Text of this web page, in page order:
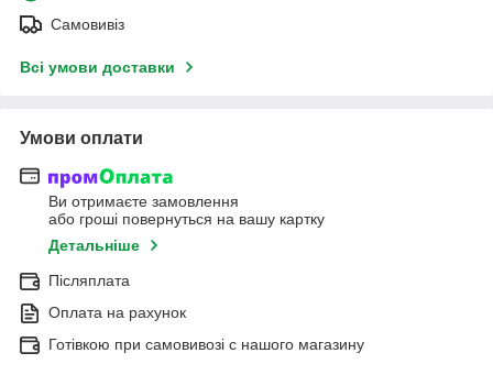
Самовивіз
Всі умови доставки
Умови оплати
Ви отримаєте замовлення
або гроші повернуться на вашу картку
Детальніше
Післяплата
Оплата на рахунок
Готівкою при самовивозі c нашого магазину